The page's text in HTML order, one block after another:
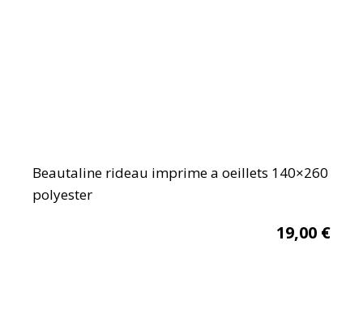
Beautaline rideau imprime a oeillets 140×260
polyester
19,00 €